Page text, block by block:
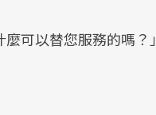
可以替您服務的嗎？」